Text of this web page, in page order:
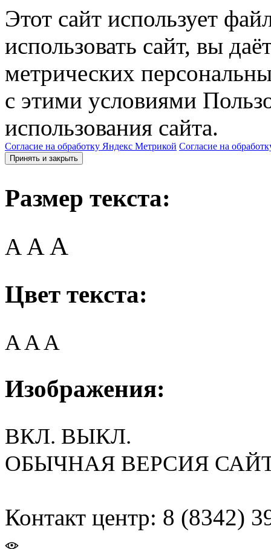
Этот сайт использует
использовать сайт, вы
метрических
с этими условиями
использования сайта.
Согласие на обработку Яндекс Метрикой Согласие на
Принять и закрыть
Размер текста:
A AA
Цвет текста:
AAA
Изображения:
ВКЛ. ВЫКЛ.
ОБЫЧНАЯ ВЕРСИЯ
Контакт центр: 8 (8342)